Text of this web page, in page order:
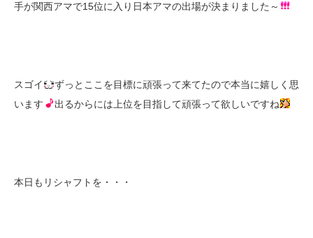
手が関西アマで15位に入り日本アマの出場が決まりました～
スゴイ
ずっとここを目標に頑張って来てたので本当に嬉しく思
います
出るからには上位を目指して頑張って欲しいですね
本日もリシャフトを・・・